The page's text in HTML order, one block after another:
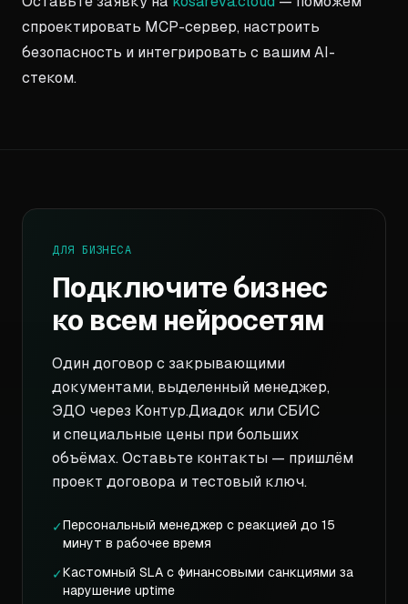
спроектировать MCP-сервер, настроить
безопасность и интегрировать с вашим AI-
стеком.
ДЛЯ БИЗНЕСА
Подключите бизнес
ко всем нейросетям
Один договор с закрывающими
документами, выделенный менеджер,
ЭДО через Контур.Диадок или СБИС
и специальные цены при больших
объёмах. Оставьте контакты — пришлём
проект договора и тестовый ключ.
✓Персональный менеджер с реакцией до 15
минут в рабочее время
✓Кастомный SLA с финансовыми санкциями за
нарушение uptime